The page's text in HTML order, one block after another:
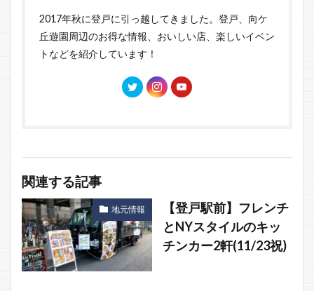
2017年秋に登戸に引っ越してきました。登戸、向ケ
丘遊園周辺のお得な情報、おいしい店、楽しいイベン
トなどを紹介しています！
関連する記事
地元情報
【登戸駅前】フレンチ
とNYスタイルのキッ
チンカー2軒(11/23祝)